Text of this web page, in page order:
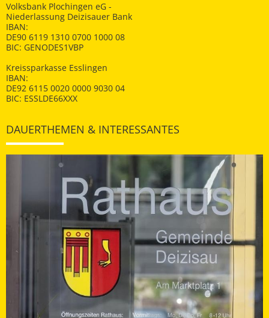
Volksbank Plochingen eG -
Niederlassung Deizisauer Bank
IBAN:
DE90 6119 1310 0700 1000 08
BIC: GENODES1VBP
Kreissparkasse Esslingen
IBAN:
DE92 6115 0020 0000 9030 04
BIC: ESSLDE66XXX
DAUERTHEMEN & INTERESSANTES